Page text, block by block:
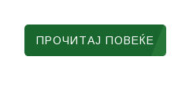
ПРОЧИТАЈ ПОВЕЌЕ